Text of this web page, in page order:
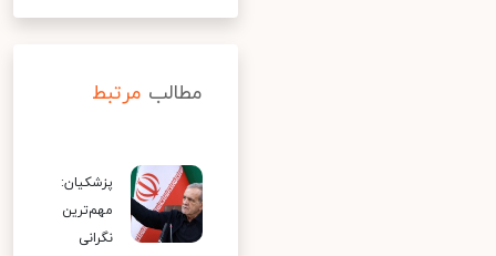
مطالب مرتبط
پزشکیان:
مهم‌ترین
نگرانی